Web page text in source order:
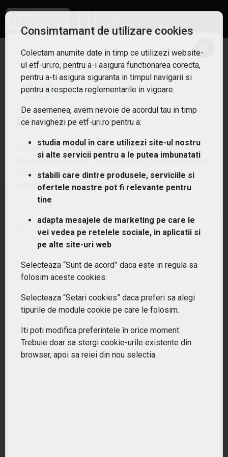
Nu am gasit niciun ETF!
Sterge filtrele
Întrebări și răspunsuri
Ce este un ETF?
Pentru cine sunt potrivite ETF-urile?
Cum difera ETF-urile de fondurile mutuale?
Ce tipuri de ETF-uri exista?
×
Ce este un ETF?
Un Exchange Traded Fund (ETF) este un fond
diversificat de active care se tranzacționează la bursă,
similar cu acțiunile, oferind o modalitate simplă și
rentabilă de diversificare a portofoliului.
ETF-uri.ro oferit de TradeVille
Consimtamant de utilizare cookies
Colectam anumite date in timp ce utilizezi website-
ul etf-uri.ro, pentru a-i asigura functionarea corecta,
pentru a-ti asigura siguranta in timpul navigarii si
pentru a respecta reglementarile in vigoare.
De asemenea, avem nevoie de acordul tau in timp
ce navighezi pe etf-uri.ro pentru a:
studia modul în care utilizezi site-ul nostru
si alte servicii pentru a le putea imbunatati
stabili care dintre produsele, serviciile si
ofertele noastre pot fi relevante pentru
tine
adapta mesajele de marketing pe care le
vei vedea pe retelele sociale, in aplicatii si
pe alte site-uri web
Selecteaza “Sunt de acord” daca este in regula sa
folosim aceste cookies.
Selecteaza “Setari cookies” daca preferi sa alegi
tipurile de module cookie pe care le folosim.
Iti poti modifica preferintele în orice moment.
Trebuie doar sa stergi cookie-urile existente din
browser, apoi sa reiei din nou selectia.